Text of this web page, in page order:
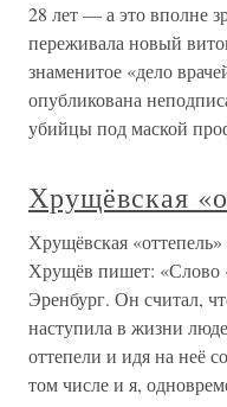
28 лет — а это вполне
переживала новый
знаменитое «дело
опубликована
убийцы под маской
Хрущёвская
Хрущёвская
Хрущёв пишет: «Слово
Эренбург. Он считал,
наступила в жизни
оттепели и идя на неё
том числе и я,